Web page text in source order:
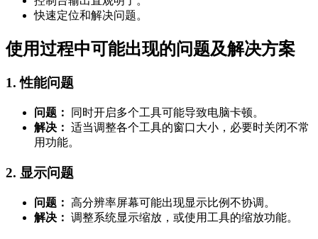
快速定位和解决问题。
使用过程中可能出现的问题及解决方案
1. 性能问题
问题：
同时开启多个工具可能导致电脑卡顿。
解决： 适当调整各个工具的窗口大小，必要时关闭不常
用功能。
2. 显示问题
问题： 高分辨率屏幕可能出现显示比例不协调。
解决： 调整系统显示缩放，或使用工具的缩放功能。